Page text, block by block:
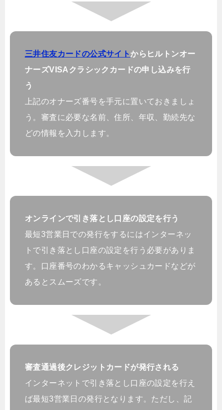
三井住友カードの公式サイト からヒルトンオー
ナーズVISAクラシックカードの申し込みを行
う
上記のオナーズ番号を手元に置いておきましょ
う。審査に必要な名前、住所、年収、勤続先な
どの情報を入力します。
オンラインで引き落とし口座の設定を行う
最短3営業日での発行をするにはインターネッ
トで引き落とし口座の設定を行う必要がありま
す。口座番号のわかるキャッシュカードなどが
あるとスムーズです。
審査通過後クレジットカードが発行される
インターネットで引き落とし口座の設定を行え
ば最短3営業日の発行となります。ただし、記